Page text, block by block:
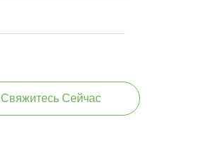
Свяжитесь Сейчас